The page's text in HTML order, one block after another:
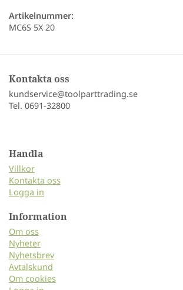
Artikelnummer:
MC6S 5X 20
Kontakta oss
kundservice@toolparttrading.se
Tel. 0691-32800
Handla
Villkor
Kontakta oss
Logga in
Information
Om oss
Nyheter
Nyhetsbrev
Avtalskund
Om cookies